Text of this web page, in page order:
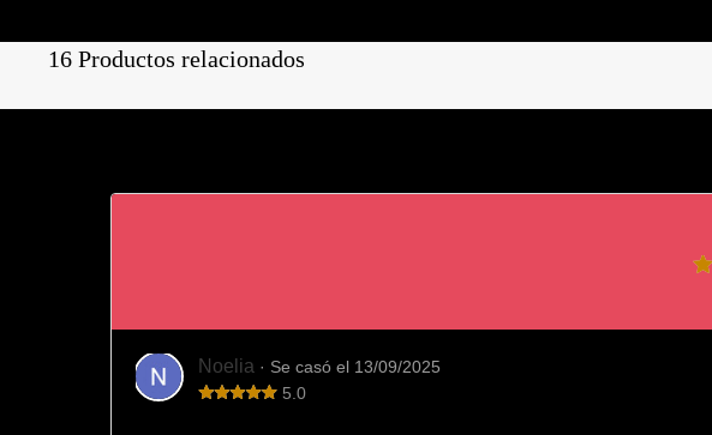
16 Productos relacionados
Noelia · Se casó el 13/09/2025
5.0